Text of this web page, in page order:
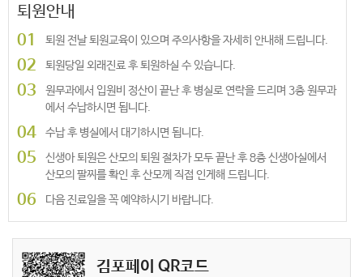
퇴원안내
01
퇴원 전날 퇴원교육이 있으며 주의사항을 자세히 안내해 드립니다.
02 퇴원당일 외래진료 후 퇴원하실 수 있습니다.
03
원무과에서 입원비 정산이 끝난 후 병실로 연락을 드리며 3층 원무과
에서 수납하시면 됩니다.
04 수납 후 병실에서 대기하시면 됩니다.
05
신생아 퇴원은 산모의 퇴원 절차가 모두 끝난 후 8층 신생아실에서
산모의 팔찌를 확인 후 산모께 직접 인게해 드립니다.
06 다음 진료일을 꼭 예약하시기 바랍니다.
김포페이 QR코드